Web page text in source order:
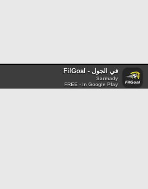
في الجول - FilGoal
Sarmady
FREE - In Google Play